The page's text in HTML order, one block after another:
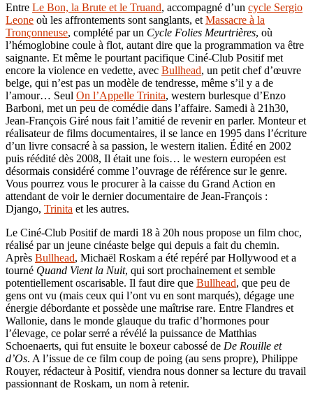
Entre Le Bon, la Brute et le Truand, accompagné d’un cycle Sergio
Leone où les affrontements sont sanglants, et Massacre à la
Tronçonneuse, complété par un Cycle Folies Meurtrières, où
l’hémoglobine coule à flot, autant dire que la programmation va être
saignante. Et même le pourtant pacifique Ciné-Club Positif met
encore la violence en vedette, avec Bullhead, un petit chef d’œuvre
belge, qui n’est pas un modèle de tendresse, même s’il y a de
l’amour… Seul On l’Appelle Trinita, western burlesque d’Enzo
Barboni, met un peu de comédie dans l’affaire. Samedi à 21h30,
Jean-François Giré nous fait l’amitié de revenir en parler. Monteur et
réalisateur de films documentaires, il se lance en 1995 dans l’écriture
d’un livre consacré à sa passion, le western italien. Édité en 2002
puis réédité dès 2008, Il était une fois… le western européen est
désormais considéré comme l’ouvrage de référence sur le genre.
Vous pourrez vous le procurer à la caisse du Grand Action en
attendant de voir le dernier documentaire de Jean-François :
Django, Trinita et les autres.
Le Ciné-Club Positif de mardi 18 à 20h nous propose un film choc,
réalisé par un jeune cinéaste belge qui depuis a fait du chemin.
Après Bullhead, Michaël Roskam a été repéré par Hollywood et a
tourné Quand Vient la Nuit, qui sort prochainement et semble
potentiellement oscarisable. Il faut dire que Bullhead, que peu de
gens ont vu (mais ceux qui l’ont vu en sont marqués), dégage une
énergie débordante et possède une maîtrise rare. Entre Flandres et
Wallonie, dans le monde glauque du trafic d’hormones pour
l’élevage, ce polar serré a révélé la puissance de Matthias
Schoenaerts, qui fut ensuite le boxeur cabossé de De Rouille et
d’Os. A l’issue de ce film coup de poing (au sens propre), Philippe
Rouyer, rédacteur à Positif, viendra nous donner sa lecture du travail
passionnant de Roskam, un nom à retenir.